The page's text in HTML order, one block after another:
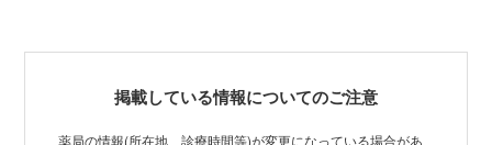
掲載している情報についてのご注意
薬局の情報(所在地、診療時間等)が変更になっている場合があ